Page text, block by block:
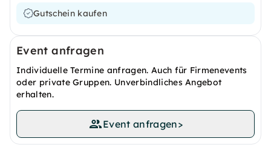
Gutschein kaufen
Event anfragen
Individuelle Termine anfragen. Auch für Firmenevents
oder private Gruppen. Unverbindliches Angebot
erhalten.
Event anfragen>